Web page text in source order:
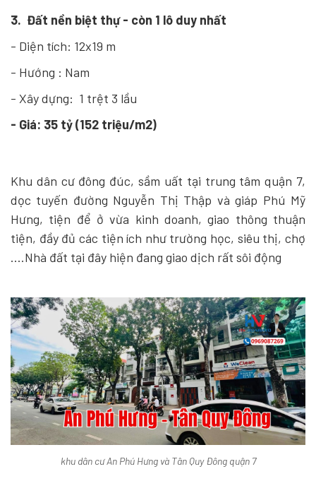
3. Đất nền biệt thự - còn 1 lô duy nhất
- Diện tích: 12x19 m
- Hướng : Nam
- Xây dựng: 1 trệt 3 lầu
- Giá: 35 tỷ (152 triệu/m2)
Khu dân cư đông đúc, sầm uất tại trung tâm quận 7,
dọc tuyến đường Nguyễn Thị Thập và giáp Phú Mỹ
Hưng, tiện để ở vừa kinh doanh, giao thông thuận
tiện, đầy đủ các tiện ích như trường học, siêu thị, chợ
....Nhà đất tại đây hiện đang giao dịch rất sôi động
khu dân cư An Phú Hưng và Tân Quy Đông quận 7